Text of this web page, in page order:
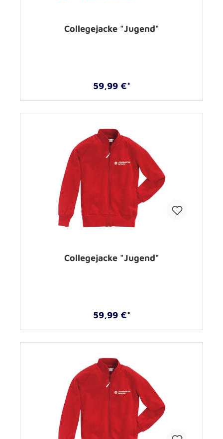
Collegejacke "Jugend"
59,99 €*
Collegejacke "Jugend"
59,99 €*